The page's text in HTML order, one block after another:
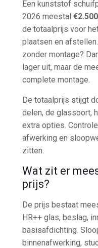
Een kunststof
2026 meestal
de totaalprijs voor
plaatsen en
zonder montage?
lager uit, maar de
complete montage.
De totaalprijs stijgt
delen, de glassoort,
extra opties.
afwerking en
zitten.
Wat zit er
prijs?
De prijs bestaat
HR++ glas, beslag,
basisafdichting.
binnenafwerking,